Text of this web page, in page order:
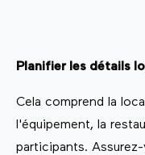
Planifier les détails
Cela comprend la
l'équipement, la
participants.